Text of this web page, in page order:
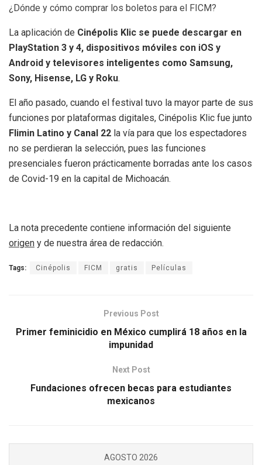
¿Dónde y cómo comprar los boletos para el FICM?
La aplicación de Cinépolis Klic se puede descargar en
PlayStation 3 y 4, dispositivos móviles con iOS y
Android y televisores inteligentes como Samsung,
Sony, Hisense, LG y Roku.
El año pasado, cuando el festival tuvo la mayor parte de sus
funciones por plataformas digitales, Cinépolis Klic fue junto
Flimin Latino y Canal 22 la vía para que los espectadores
no se perdieran la selección, pues las funciones
presenciales fueron prácticamente borradas ante los casos
de Covid-19 en la capital de Michoacán.
La nota precedente contiene información del siguiente
origen y de nuestra área de redacción.
Tags: Cinépolis FICM gratis Películas
Previous Post
Primer feminicidio en México cumplirá 18 años en la
impunidad
Next Post
Fundaciones ofrecen becas para estudiantes
mexicanos
AGOSTO 2026